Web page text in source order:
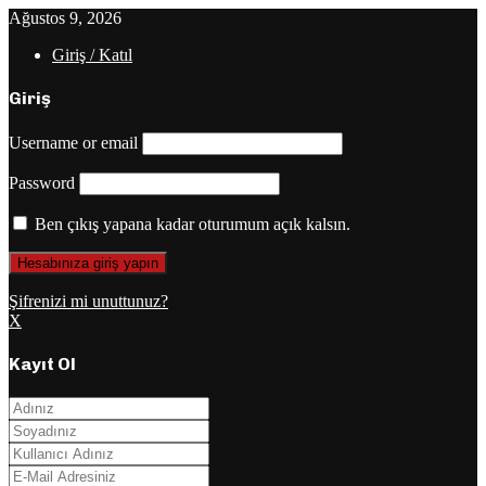
Ağustos 9, 2026
Giriş / Katıl
Giriş
Username or email
Password
Ben çıkış yapana kadar oturumum açık kalsın.
Şifrenizi mi unuttunuz?
X
Kayıt Ol